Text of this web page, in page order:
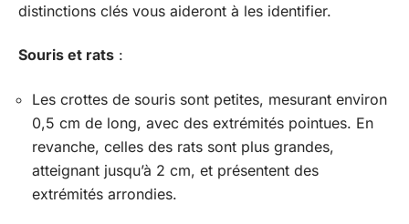
distinctions clés vous aideront à les identifier.
Souris et rats :
Les crottes de souris sont petites, mesurant environ
0,5 cm de long, avec des extrémités pointues. En
revanche, celles des rats sont plus grandes,
atteignant jusqu’à 2 cm, et présentent des
extrémités arrondies.